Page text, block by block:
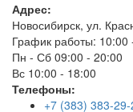
Адрес:
Новосибирск, ул.
График работы: 10:00
Пн - Сб 09:00 - 20:00
Вс 10:00 - 18:00
Телефоны:
+7 (383) 383-29-